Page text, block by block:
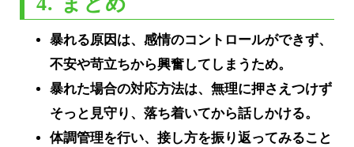
暴れる原因は、感情のコントロールができず、
不安や苛立ちから興奮してしまうため。
暴れた場合の対応方法は、無理に押さえつけず
そっと見守り、落ち着いてから話しかける。
体調管理を行い、接し方を振り返ってみること